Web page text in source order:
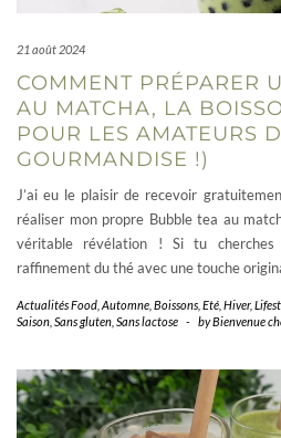
21 août 2024
COMMENT PRÉPARER
AU MATCHA, LA
POUR LES AMATEURS
GOURMANDISE !)
J’ai eu le plaisir de recevoir
réaliser mon propre Bubble tea au
véritable révélation ! Si tu
raffinement du thé avec une touche
Actualités Food Automne Boissons Eté Hiver,
Saison Sans gluten Sans lactose - byBienvenue